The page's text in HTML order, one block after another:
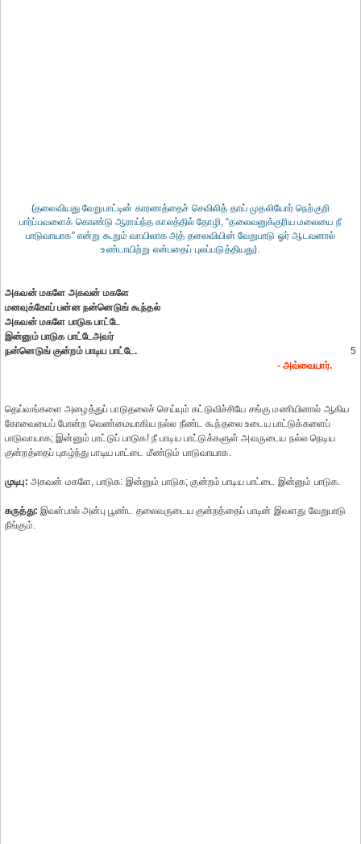
(தலைவியது வேறுபாட்டின் காரணத்தைச் செவிலித் தாய் முதலியோர் நெற்குறி
பார்ப்பவளைக் கொண்டு ஆராய்ந்த காலத்தில் தோழி, “தலைவனுக்குரிய மலையை நீ
பாடுவாயாக” என்று கூறும் வாயிலாக அத் தலைவியின் வேறுபாடு ஓர் ஆடவனால்
உண்டாயிற்று என்பதைப் புலப்படுத்தியது).
அகவன் மகளே அகவன் மகளே
மனவுக்கோப் பன்ன நன்னெடுங் கூந்தல்
அகவன் மகளே பாடுக பாட்டே
இன்னும் பாடுக பாட்டேஅவர்
நன்னெடுங் குன்றம் பாடிய பாட்டே.
5
- அவ்வையார்.
தெய்வங்களை அழைத்துப் பாடுதலைச் செய்யும் கட்டுவிச்சியே சங்கு மணியினால் ஆகிய
கோவையைப் போன்ற வெண்மையாகிய நல்ல நீண்ட கூந்தலை உடைய பாட்டுக்களைப்
பாடுவாயாக; இன்னும் பாட்டுப் பாடுக! நீ பாடிய பாட்டுக்களுள் அவருடைய நல்ல நெடிய
குன்றத்தைப் புகழ்ந்து பாடிய பாட்டை மீண்டும் பாடுவாயாக.
முடிபு: அகவன் மகளே, பாடுக: இன்னும் பாடுக; குன்றம் பாடிய பாட்டை இன்னும் பாடுக.
கருத்து: இவள்பால் அன்பு பூண்ட தலைவருடைய குன்றத்தைப் பாடின் இவளது வேறுபாடு
நீங்கும்.